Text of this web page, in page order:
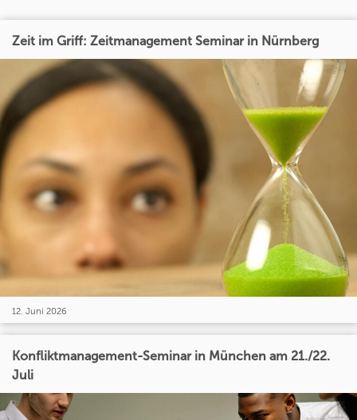
Zeit im Griff: Zeitmanagement Seminar in Nürnberg
12. Juni 2026
Konfliktmanagement-Seminar in München am 21./22.
Juli